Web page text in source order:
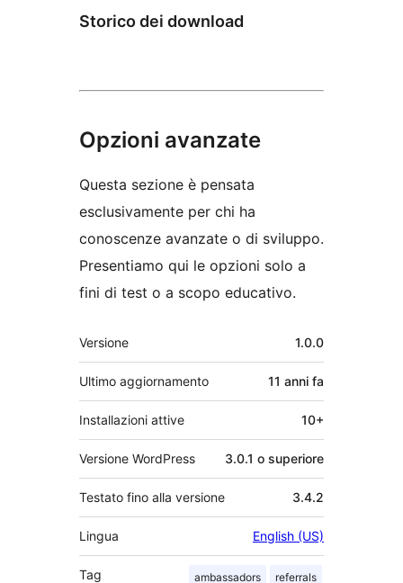
Storico dei download
Opzioni avanzate
Questa sezione è pensata
esclusivamente per chi ha
conoscenze avanzate o di sviluppo.
Presentiamo qui le opzioni solo a
fini di test o a scopo educativo.
Meta
Versione 1.0.0
Ultimo aggiornamento 11 anni fa
Installazioni attive 10+
Versione WordPress 3.0.1 o superiore
Testato fino alla versione 3.4.2
Lingua English (US)
Tag ambassadors referrals